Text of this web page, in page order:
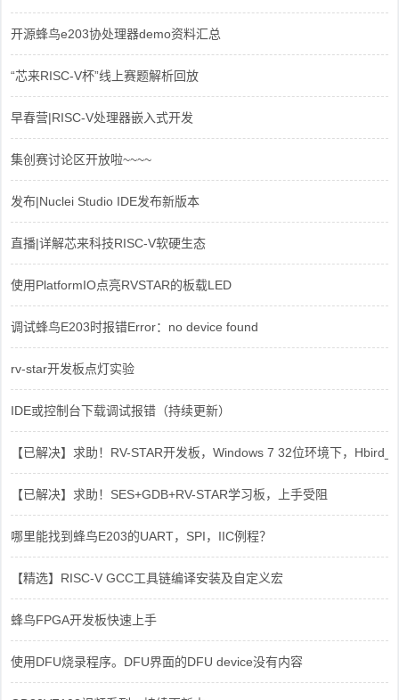
开源蜂鸟e203协处理器demo资料汇总
“芯来RISC-V杯”线上赛题解析回放
早春营|RISC-V处理器嵌入式开发
集创赛讨论区开放啦~~~~
发布|Nuclei Studio IDE发布新版本
直播|详解芯来科技RISC-V软硬生态
使用PlatformIO点亮RVSTAR的板载LED
调试蜂鸟E203时报错Error：no device found
rv-star开发板点灯实验
IDE或控制台下载调试报错（持续更新）
【已解决】求助！RV-STAR开发板，Windows 7 32位环境下，
【已解决】求助！SES+GDB+RV-STAR学习板，上手受阻
哪里能找到蜂鸟E203的UART，SPI，IIC例程？
【精选】RISC-V GCC工具链编译安装及自定义宏
蜂鸟FPGA开发板快速上手
使用DFU烧录程序。DFU界面的DFU device没有内容